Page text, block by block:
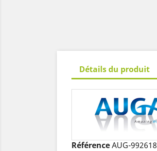
Détails du produit
RéférenceAUG-992618